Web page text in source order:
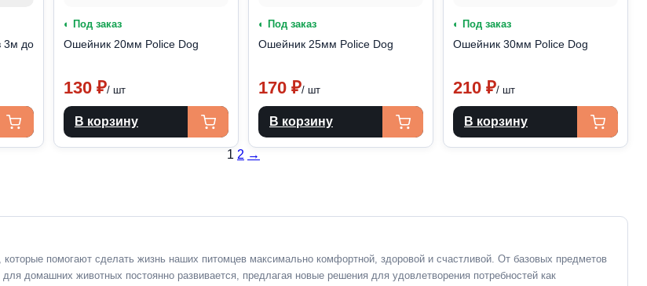
3м до
◐ Под заказ
Ошейник 20мм Police Dog
130 ₽/ шт
В корзину
◐ Под заказ
Ошейник 25мм Police Dog
170 ₽/ шт
В корзину
◐ Под заказ
Ошейник 30мм Police Dog
210 ₽/ шт
В корзину
Пагинация
1 2 →
помогают сделать жизнь наших питомцев максимально комфортной, здоровой и счастливой. От базовых предметов
домашних животных постоянно развивается, предлагая новые решения для удовлетворения потребностей как